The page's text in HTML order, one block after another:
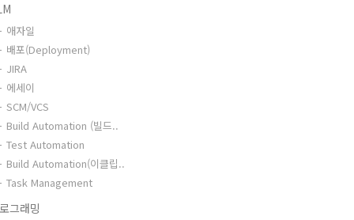
애자일
배포(Deployment)
JIRA
에세이
SCM/VCS
Build Automation (빌드..
Test Automation
Build Automation(이클립..
Task Management
그래밍